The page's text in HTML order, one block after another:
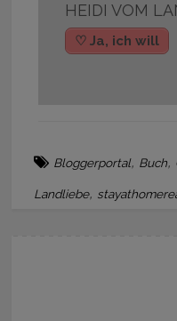
HEIDI VOM
♡ Ja, ich will
Bloggerportal, Buch,
Landliebe,